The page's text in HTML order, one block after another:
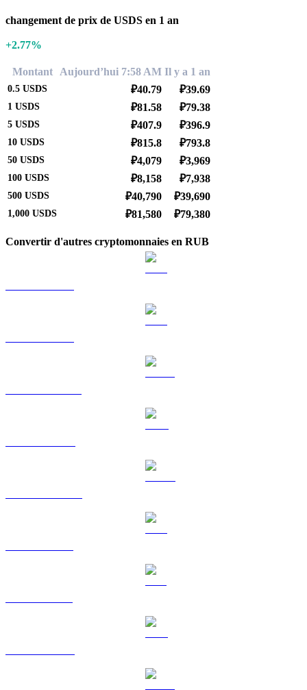
changement de prix de USDS en 1 an
+2.77%
Montant Aujourd’hui 7:58 AM Il y a 1 an
0.5 USDS ₽40.79 ₽39.69
1 USDS ₽81.58 ₽79.38
5 USDS ₽407.9 ₽396.9
10 USDS ₽815.8 ₽793.8
50 USDS ₽4,079 ₽3,969
100 USDS ₽8,158 ₽7,938
500 USDS ₽40,790 ₽39,690
1,000 USDS ₽81,580 ₽79,380
Convertir d'autres cryptomonnaies en RUB